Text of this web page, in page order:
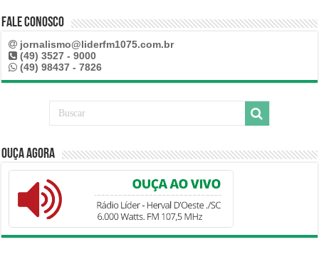
Fale Conosco
jornalismo@liderfm1075.com.br
(49) 3527 - 9000
(49) 98437 - 7826
Ouça Agora